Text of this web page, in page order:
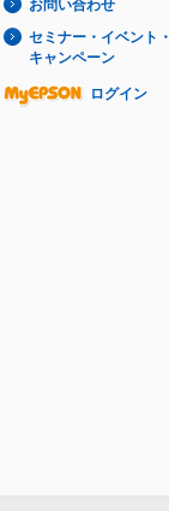
お問い合わせ
セミナー・イベント・
キャンペーン
ログイン